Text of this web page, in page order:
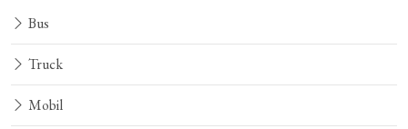
Bus
Truck
Mobil